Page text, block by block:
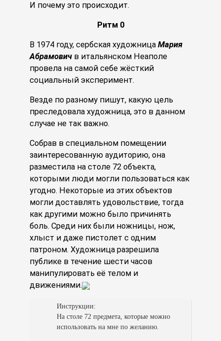
И почему это происходит.
Ритм 0
В 1974 году, сербская художница Мария
Абрамович в итальянском Неаполе
провела на самой себе жёсткий
социальный эксперимент.
Везде по разному пишут, какую цель
преследовала художница, это в данном
случае не так важно.
Собрав в специальном помещении
заинтересованную аудиторию, она
разместила на столе 72 объекта,
которыми люди могли пользоваться как
угодно. Некоторые из этих объектов
могли доставлять удовольствие, тогда
как другими можно было причинять
боль. Среди них были ножницы, нож,
хлыст и даже пистолет с одним
патроном. Художница разрешила
публике в течение шести часов
манипулировать её телом и
движениями.
Инструкции:
На столе 72 предмета, которые можно
использовать на мне по желанию.